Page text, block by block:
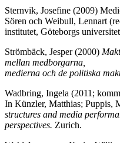
Sternvik, Josefine (2009)
Sören och Weibull, Lennart
institutet, Göteborgs
Strömbäck, Jesper (2000)
mellan medborgarna,
medierna och de politiska
Wadbring, Ingela (2011;
In Künzler, Matthias; Puppis,
structures and media
perspectives. Zurich.